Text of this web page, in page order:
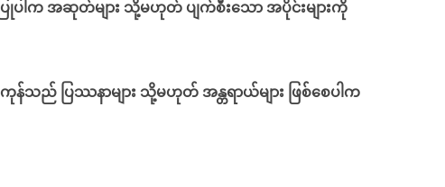
းပြုပါက အဆုတ်များ သို့မဟုတ် ပျက်စီးသော အပိုင်းများကို
သည် ပြဿနာများ သို့မဟုတ် အန္တရာယ်များ ဖြစ်စေပါက